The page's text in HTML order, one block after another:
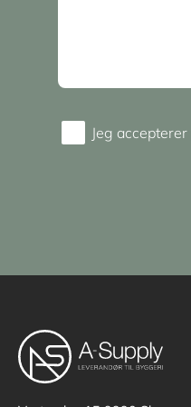
ConsentJeg accepterer